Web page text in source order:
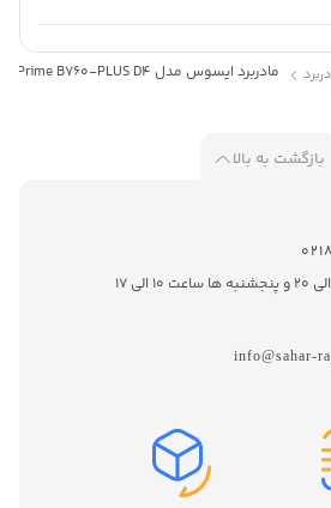
مادربرد ایسوس مدل ASUS Prime B760-PLUS D4
بازگشت به بالا
شنبه تا چهارشنبه ساعت 10 الی 20 و پنجشنبه ها ساعت 10 الی 17
info@sahar-